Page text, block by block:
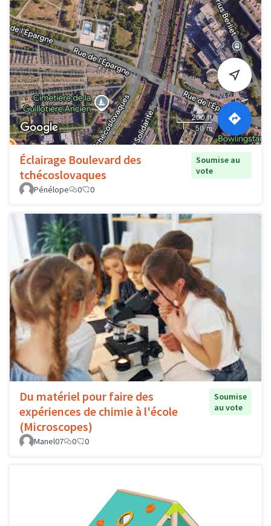
Éclairage Boulevard des
tchécoslovaques
Soumise au
vote
Pénélope
0 0
Du matériel pour faire des
expériences de chimie à l'école
(Microscopes)
Soumise
au vote
Manel07 0 0